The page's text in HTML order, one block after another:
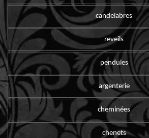
candelabres
reveils
pendules
argenterie
cheminées
chenets